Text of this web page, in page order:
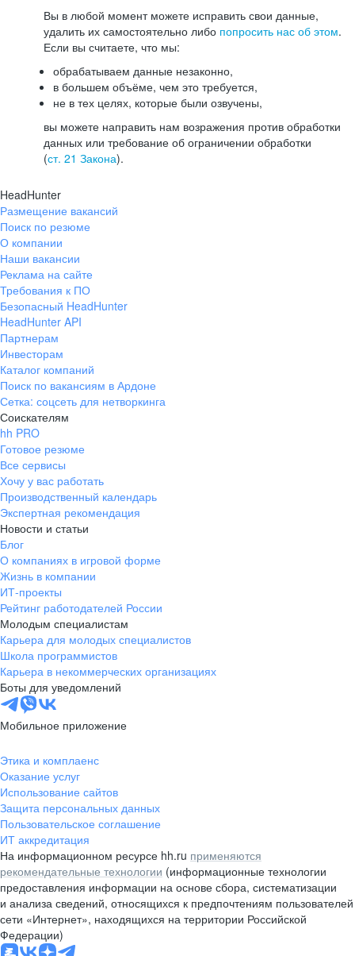
Вы в любой момент можете исправить свои данные,
удалить их самостоятельно либо попросить нас об этом.
Если вы считаете, что мы:
обрабатываем данные незаконно,
в большем объёме, чем это требуется,
не в тех целях, которые были озвучены,
вы можете направить нам возражения против обработки
данных или требование об ограничении обработки
(ст. 21 Закона).
HeadHunter
Размещение вакансий
Поиск по резюме
О компании
Наши вакансии
Реклама на сайте
Требования к ПО
Безопасный HeadHunter
HeadHunter API
Партнерам
Инвесторам
Каталог компаний
Поиск по вакансиям в Ардоне
Сетка: соцсеть для нетворкинга
Соискателям
hh PRO
Готовое резюме
Все сервисы
Хочу у вас работать
Производственный календарь
Экспертная рекомендация
Новости и статьи
Блог
О компаниях в игровой форме
Жизнь в компании
ИТ-проекты
Рейтинг работодателей России
Молодым специалистам
Карьера для молодых специалистов
Школа программистов
Карьера в некоммерческих организациях
Боты для уведомлений
Мобильное приложение
Этика и комплаенс
Оказание услуг
Использование сайтов
Защита персональных данных
Пользовательское соглашение
ИТ аккредитация
На информационном ресурсе hh.ru применяются
рекомендательные технологии (информационные технологии
предоставления информации на основе сбора, систематизации
и анализа сведений, относящихся к предпочтениям пользователей
сети «Интернет», находящихся на территории Российской
Федерации)